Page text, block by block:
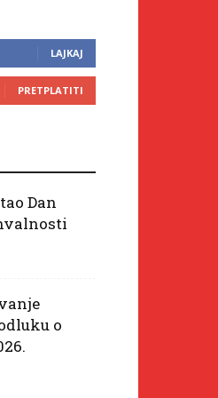
LAJKAJ
PRETPLATITI
Dan
o